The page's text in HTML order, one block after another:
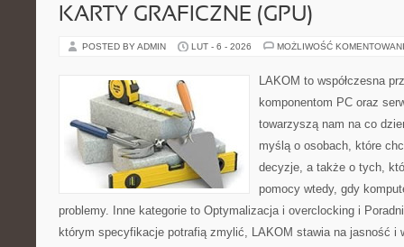
KARTY GRAFICZNE (GPU)
POSTED BY ADMIN LUT - 6 - 2026 MOŻLIWOŚĆ
LAKOM to współczesna
komponentom PC oraz
towarzyszą nam na co
myślą o osobach, które
decyzje, a także o tych,
pomocy wtedy, gdy
problemy. Inne kategorie to Optymalizacja i overclocking i
którym specyfikacje potrafią zmylić, LAKOM stawia na jasność i